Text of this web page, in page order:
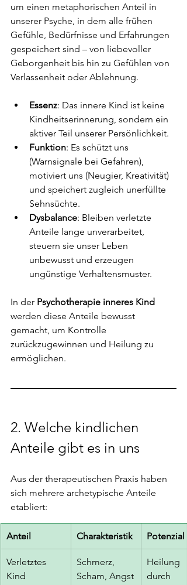
um einen metaphorischen Anteil in
unserer Psyche, in dem alle frühen
Gefühle, Bedürfnisse und Erfahrungen
gespeichert sind – von liebevoller
Geborgenheit bis hin zu Gefühlen von
Verlassenheit oder Ablehnung.
Essenz: Das innere Kind ist keine
Kindheitserinnerung, sondern ein
aktiver Teil unserer Persönlichkeit.
Funktion: Es schützt uns
(Warnsignale bei Gefahren),
motiviert uns (Neugier, Kreativität)
und speichert zugleich unerfüllte
Sehnsüchte.
Dysbalance: Bleiben verletzte
Anteile lange unverarbeitet,
steuern sie unser Leben
unbewusst und erzeugen
ungünstige Verhaltensmuster.
In der Psychotherapie inneres Kind
werden diese Anteile bewusst
gemacht, um Kontrolle
zurückzugewinnen und Heilung zu
ermöglichen.
2. Welche kindlichen
Anteile gibt es in uns
Aus der therapeutischen Praxis haben
sich mehrere archetypische Anteile
etabliert:
Anteil Charakteristik Potenzial
Verletztes
Kind
Schmerz,
Scham, Angst
Heilung
durch